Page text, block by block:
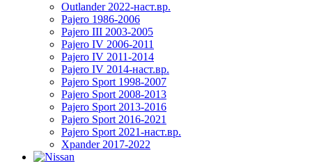
Outlander 2022-наст.вр.
Pajero 1986-2006
Pajero III 2003-2005
Pajero IV 2006-2011
Pajero IV 2011-2014
Pajero IV 2014-наст.вр.
Pajero Sport 1998-2007
Pajero Sport 2008-2013
Pajero Sport 2013-2016
Pajero Sport 2016-2021
Pajero Sport 2021-наст.вр.
Xpander 2017-2022